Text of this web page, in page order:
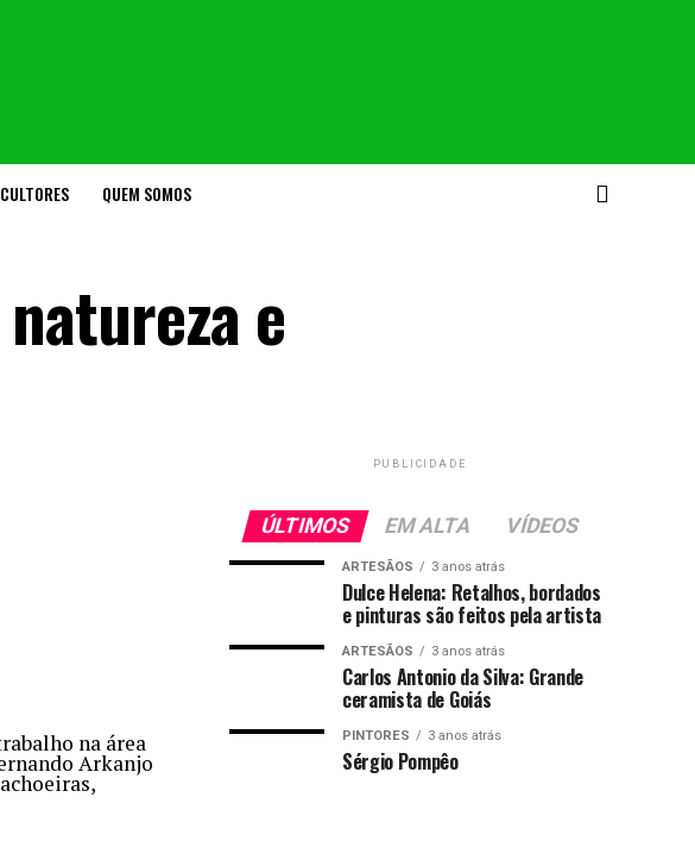
QUEM SOMOS
e
na área
Arkanjo
PUBLICIDADE
ÚLTIMOS EM ALTA VÍDEOS
ARTESÃOS 3 anos atrás
Dulce Helena: Retalhos, bordados
e pinturas são feitos pela artista
ARTESÃOS 3 anos atrás
Carlos Antonio da Silva: Grande
ceramista de Goiás
PINTORES 3 anos atrás
Sérgio Pompêo